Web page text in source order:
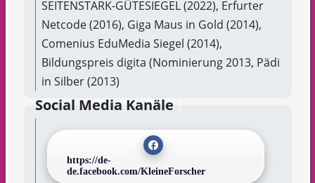
SEITENSTARK-GÜTESIEGEL (2022), Erfurter
Netcode (2016), Giga Maus in Gold (2014),
Comenius EduMedia Siegel (2014),
Bildungspreis digita (Nominierung 2013, Pädi
in Silber (2013)
Social Media Kanäle
https://de-
de.facebook.com/KleineForscher